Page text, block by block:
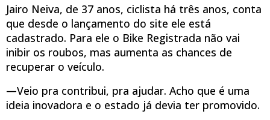
Jairo Neiva, de 37 anos, ciclista há três anos, conta
que desde o lançamento do site ele está
cadastrado. Para ele o Bike Registrada não vai
inibir os roubos, mas aumenta as chances de
recuperar o veículo.
—Veio pra contribui, pra ajudar. Acho que é uma
ideia inovadora e o estado já devia ter promovido.